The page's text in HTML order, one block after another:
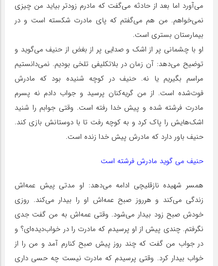
می‌آورد اما بعد از حادثه می‌گفت که مادرم زودتر بیاید من چیزی
نمی‌خواهم. من هم می‌گفتم که پای مادرت شکسته است و در
بیمارستان بستری است.
او با چشمانی پر از اشک و صدایی پر از بغض از حنیف می‌گوید و
توضیح می‌دهد: آن زمان در بلاتکلیفی تلخی بودیم. نمی‌دانستیم
مراسم بگیریم یا نه. حنیف در کوچه شنیده بود که مادرش
فوت‌شده است. از من گریه‌کنان پرسید و جواب دادم نه پسرم
مادرت فرشته شده و پیش خدا رفته است. وقتی جوابم را شنید
اشک‌هایش را پاک کرد و به کوچه رفت تا با دوستانش بازی کند.
حنیف باور دارد که مادرش پیش خدا زنده است.
حنیف می گوید مادرش فرشته است
همسر شهیده نازقلیچی ادامه می‌دهد: او مدتی پیش عمه‌اش
زندگی می‌کند و هرروز صبح عمه‌اش او را بیدار می‌کند. روزی
خودش صبح زود بیدار می‌شود. وقتی عمه‌اش به من گفت جدی
نگرفتم. چندی پیش از او پرسیدم که مادرت را در خواب‌دیده‌ای؟ و
در جواب من گفت که چند روز پیش صبح کنارم آمد و من را از
خواب بیدار کرد. وقتی پرسیدم که مادرت نیست چه حسی داری